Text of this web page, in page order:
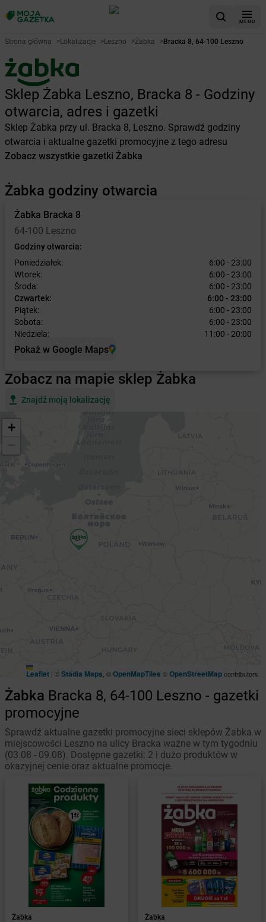
MENU
Strona główna >Lokalizacje >Leszno >Żabka >Bracka 8, 64-100 Leszno
Sklep Żabka Leszno, Bracka 8 - Godziny
otwarcia, adres i gazetki
Sklep Żabka przy ul. Bracka 8, Leszno. Sprawdź godziny
otwarcia i aktualne gazetki promocyjne z tego adresu
Zobacz wszystkie gazetki Żabka
Żabka godziny otwarcia
Żabka Bracka 8
64-100 Leszno
Godziny otwarcia:
Poniedziałek:
6:00 - 23:00
Wtorek:
6:00 - 23:00
Środa:
6:00 - 23:00
Czwartek:
6:00 - 23:00
Piątek:
6:00 - 23:00
Sobota:
6:00 - 23:00
Niedziela:
11:00 - 20:00
Pokaż w Google Maps
Zobacz na mapie sklep Żabka
Znajdź moją lokalizację
+
Leaflet | ©Stadia Maps , ©OpenMapTiles ©OpenStreetMapcontributors
Żabka Bracka 8, 64-100 Leszno - gazetki
promocyjne
Sprawdź aktualne gazetki promocyjne sieci sklepów Żabka w
miejscowości Leszno na ulicy Bracka ważne w tym tygodniu
(03.08 - 09.08). Dostępne gazetki: 2 i dużo produktów w
okazyjnej cenie oraz aktualne promocje.
Żabka
Żabka